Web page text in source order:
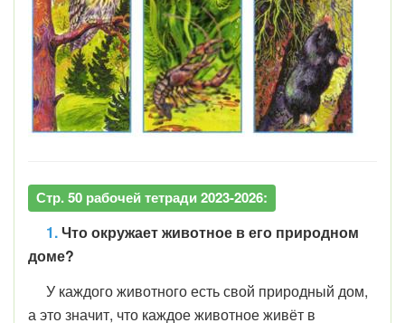
Стр. 50 рабочей тетради 2023-2026:
1.Что окружает животное в его природном
доме?
У каждого животного есть свой природный дом,
а это значит, что каждое животное живёт в